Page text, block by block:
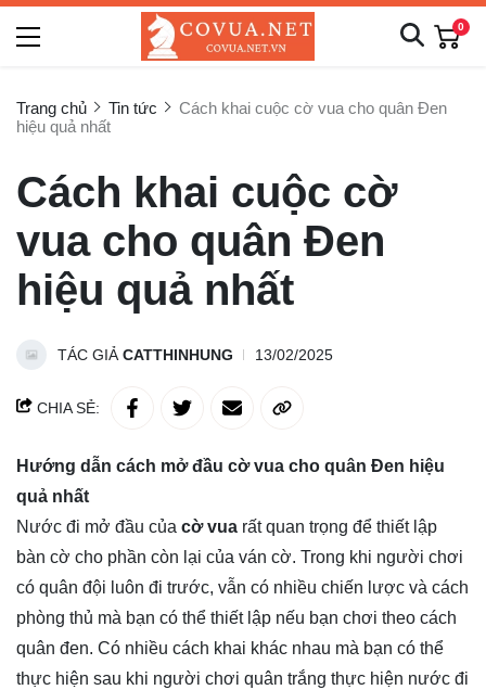
0
Trang chủ Tin tức
Cách khai cuộc cờ vua cho quân Đen
hiệu quả nhất
Cách khai cuộc cờ
vua cho quân Đen
hiệu quả nhất
TÁC GIẢCATTHINHUNG 13/02/2025
CHIA SẺ:
Hướng dẫn cách mở đầu cờ vua cho quân Đen hiệu
quả nhất
Nước đi mở đầu của cờ vua rất quan trọng để thiết lập
bàn cờ cho phần còn lại của ván cờ. Trong khi người chơi
có quân đội luôn đi trước, vẫn có nhiều chiến lược và cách
phòng thủ mà bạn có thể thiết lập nếu bạn chơi theo cách
quân đen. Có nhiều cách khai khác nhau mà bạn có thể
thực hiện sau khi người chơi quân trắng thực hiện nước đi